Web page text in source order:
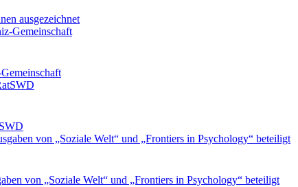
ausgezeichnet
von „Soziale Welt“ und „Frontiers in Psychology“ beteiligt